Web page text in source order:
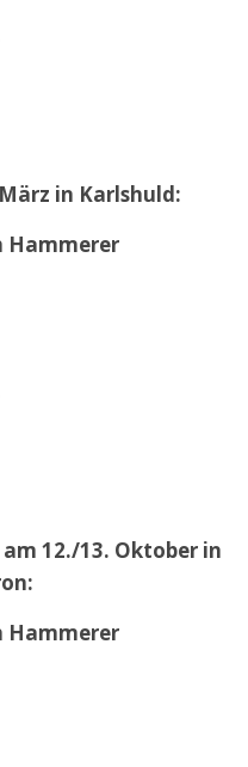
in Karlshuld:
Hammerer
12./13. Oktober in
Hammerer